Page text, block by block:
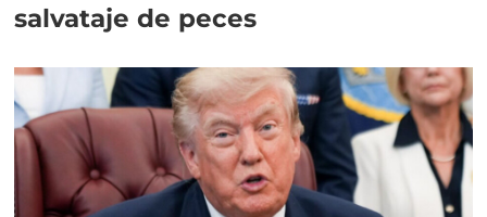
salvataje de peces